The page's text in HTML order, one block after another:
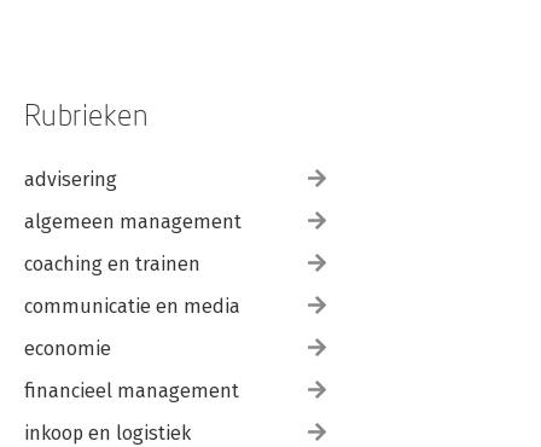
Rubrieken
advisering
algemeen management
coaching en trainen
communicatie en media
economie
financieel management
inkoop en logistiek